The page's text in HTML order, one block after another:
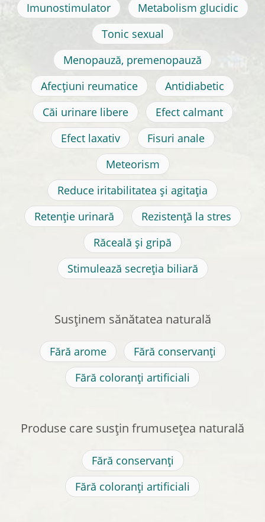
Imunostimulator
Metabolism glucidic
Tonic sexual
Menopauză, premenopauză
Afecțiuni reumatice
Antidiabetic
Căi urinare libere
Efect calmant
Efect laxativ
Fisuri anale
Meteorism
Reduce iritabilitatea și agitația
Retenție urinară
Rezistență la stres
Răceală și gripă
Stimulează secreția biliară
Susținem sănătatea naturală
Fără arome
Fără conservanți
Fără coloranți artificiali
Produse care susțin frumusețea naturală
Fără conservanți
Fără coloranți artificiali